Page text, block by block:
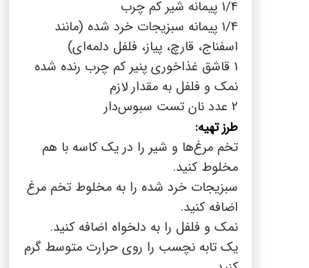
1/4 پیمانه شیر کم چرب
1/4 پیمانه سبزیجات خرد شده (مانند
اسفناج، قارچ، پیاز، فلفل دلمه‌ای)
1 قاشق غذاخوری پنیر کم چرب رنده شده
نمک و فلفل به مقدار لازم
2 عدد نان تست سبوس‌دار
طرز تهیه:
تخم مرغ‌ها و شیر را در یک کاسه با هم
مخلوط کنید.
سبزیجات خرد شده را به مخلوط تخم مرغ
اضافه کنید.
نمک و فلفل را به دلخواه اضافه کنید.
یک تابه نچسب را روی حرارت متوسط گرم